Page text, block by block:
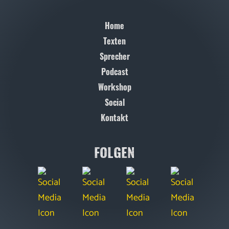
Home
Texten
Sprecher
Podcast
Workshop
Social
Kontakt
FOLGEN